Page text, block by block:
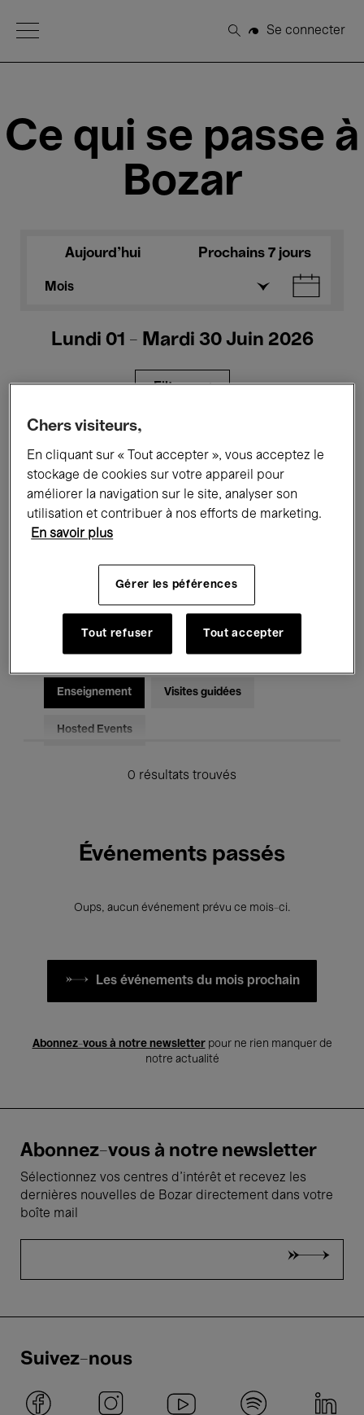
Open Menu
Rechercher
Se connecter
Ce qui se passe à
Bozar
Aujourd'hui Prochains 7 jours
Mois
Lundi 01 - Mardi 30 Juin 2026
Filtres
Expositions Films Performances
Rencontres & Débats Jazz
Musique électronique
Pour tous Kids’ Palace
Enseignement Visites guidées
Hosted Events
0 résultats trouvés
Événements passés
Oups, aucun événement prévu ce mois-ci.
Les événements du mois prochain
Abonnez-vous à notre newsletterpour ne rien manquer de
notre actualité
Abonnez-vous à notre newsletter
Sélectionnez vos centres d'intérêt et recevez les
dernières nouvelles de Bozar directement dans votre
boîte mail
Suivez-nous
Chers visiteurs,
En cliquant sur « Tout accepter », vous acceptez le
stockage de cookies sur votre appareil pour
améliorer la navigation sur le site, analyser son
utilisation et contribuer à nos efforts de marketing.
En savoir plus
Gérer les péférences
Tout refuser Tout accepter